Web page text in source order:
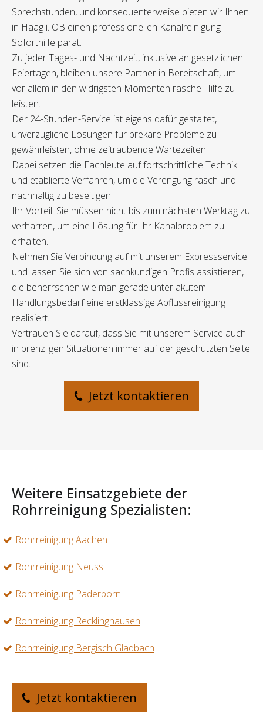
Sprechstunden, und konsequenterweise bieten wir Ihnen
in Haag i. OB einen professionellen Kanalreinigung
Soforthilfe parat.
Zu jeder Tages- und Nachtzeit, inklusive an gesetzlichen
Feiertagen, bleiben unsere Partner in Bereitschaft, um
vor allem in den widrigsten Momenten rasche Hilfe zu
leisten.
Der 24-Stunden-Service ist eigens dafür gestaltet,
unverzügliche Lösungen für prekäre Probleme zu
gewährleisten, ohne zeitraubende Wartezeiten.
Dabei setzen die Fachleute auf fortschrittliche Technik
und etablierte Verfahren, um die Verengung rasch und
nachhaltig zu beseitigen.
Ihr Vorteil: Sie müssen nicht bis zum nächsten Werktag zu
verharren, um eine Lösung für Ihr Kanalproblem zu
erhalten.
Nehmen Sie Verbindung auf mit unserem Expressservice
und lassen Sie sich von sachkundigen Profis assistieren,
die beherrschen wie man gerade unter akutem
Handlungsbedarf eine erstklassige Abflussreinigung
realisiert.
Vertrauen Sie darauf, dass Sie mit unserem Service auch
in brenzligen Situationen immer auf der geschützten Seite
sind.
Jetzt kontaktieren
Weitere Einsatzgebiete der
Rohrreinigung Spezialisten:
Rohrreinigung Aachen
Rohrreinigung Neuss
Rohrreinigung Paderborn
Rohrreinigung Recklinghausen
Rohrreinigung Bergisch Gladbach
Jetzt kontaktieren